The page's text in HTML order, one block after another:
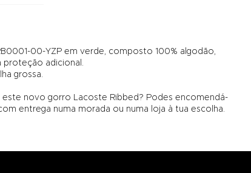
00-YZP em verde, composto 100% algodão,
proteção adicional.
grossa.
este novo gorro Lacoste Ribbed? Podes encomendá-
entrega numa morada ou numa loja à tua escolha.